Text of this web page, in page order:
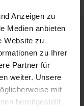
Anzeigen zu
Medien anbieten
Website zu
zu Ihrer
Partner für
weiter. Unsere
mit
bereitgestellt
der
der
. Das dazugehörige